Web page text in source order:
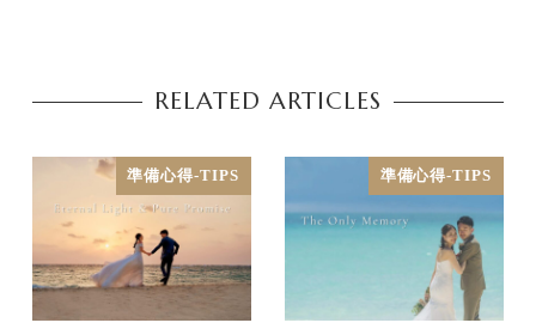
RELATED ARTICLES
準備心得-TIPS 準備心得-TIPS